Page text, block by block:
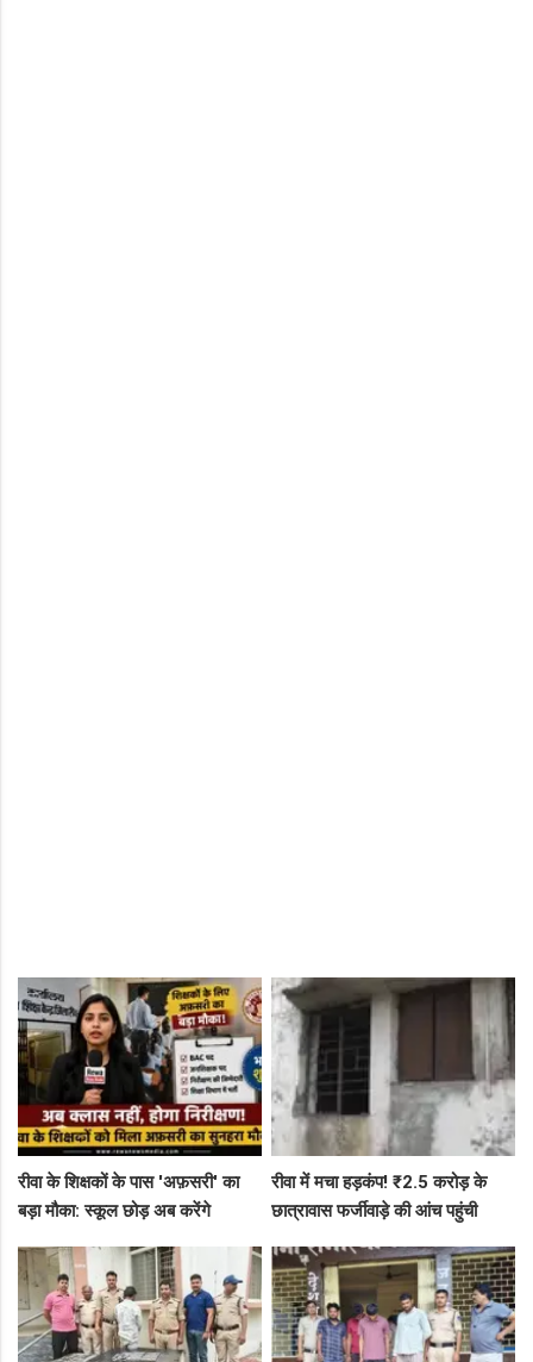
रीवा के शिक्षकों के पास 'अफ़सरी' का
बड़ा मौका: स्कूल छोड़ अब करेंगे
पर निकली भर्ती!
रीवा में मचा हड़कंप! ₹2.5 करोड़ के
छात्रावास फर्जीवाड़े की आंच पहुंची
एक्शन लेटर